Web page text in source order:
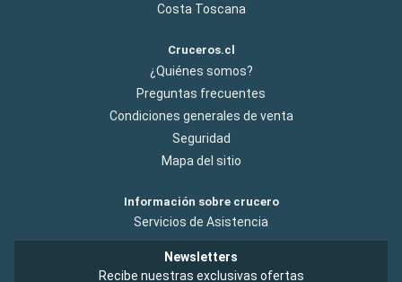
Costa Toscana
Cruceros.cl
¿Quiénes somos?
Preguntas frecuentes
Condiciones generales de venta
Seguridad
Mapa del sitio
Información sobre crucero
Servicios de Asistencia
Newsletters
Recibe nuestras exclusivas ofertas